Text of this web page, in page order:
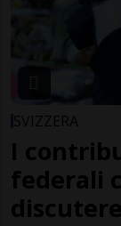
SVIZZERA
I
federali
discutere